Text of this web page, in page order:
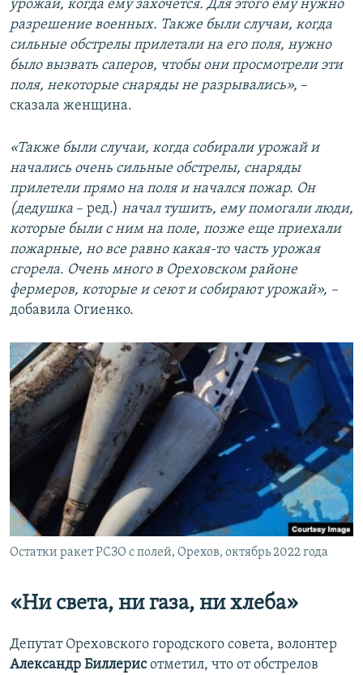
урожай, когда ему захочется. Для этого ему нужно
разрешение военных. Также были случаи, когда
сильные обстрелы прилетали на его поля, нужно
было вызвать саперов, чтобы они просмотрели эти
поля, некоторые снаряды не разрывались», –
сказала женщина.
«Также были случаи, когда собирали урожай и
начались очень сильные обстрелы, снаряды
прилетели прямо на поля и начался пожар. Он
(дедушка – ред.) начал тушить, ему помогали люди,
которые были с ним на поле, позже еще приехали
пожарные, но все равно какая-то часть урожая
сгорела. Очень много в Ореховском районе
фермеров, которые и сеют и собирают урожай», –
добавила Огиенко.
Остатки ракет РСЗО с полей, Орехов, октябрь 2022 года
«Ни света, ни газа, ни хлеба»
Депутат Ореховского городского совета, волонтер
Александр Биллерисотметил, что от обстрелов